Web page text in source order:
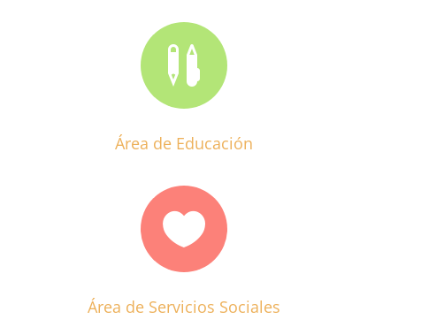

Área de Educación

Área de Servicios Sociales